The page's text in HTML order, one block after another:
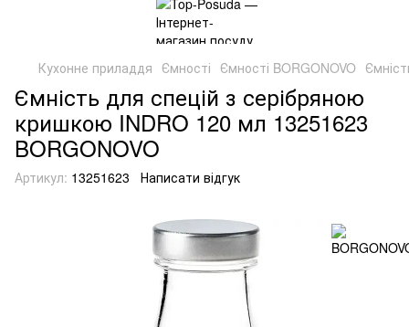
Кухонне приладдя Ємності Ємності BORGONOVO
Ємність для спецій з серібряною
кришкою INDRO 120 мл 13251623
BORGONOVO
Артикул: 13251623 Написати відгук